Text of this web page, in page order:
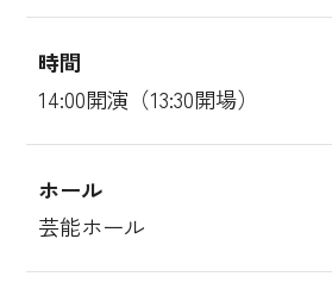
時間
14:00開演（13:30開場）
ホール
芸能ホール